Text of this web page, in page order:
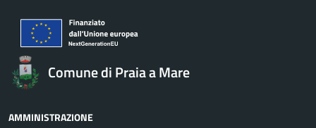
Comune di Praia a Mare
AMMINISTRAZIONE